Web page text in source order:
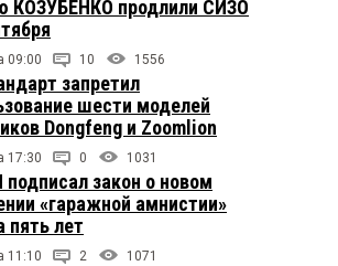
КОЗУБЕНКО продлили СИЗО
09:00 10 1556
запретил
шести моделей
Dongfeng и Zoomlion
17:30 0 1031
закон о новом
«гаражной амнистии»
пять лет
11:10 2 1071